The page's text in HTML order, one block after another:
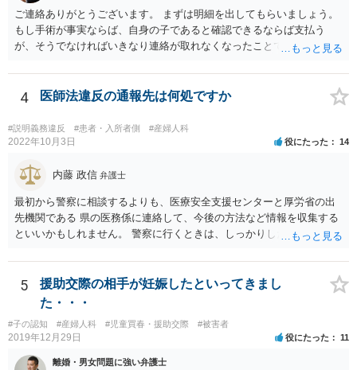
ご連絡ありがとうございます。 まずは明細を出してもらいましょう。
もし手術が事実ならば、自身の子であると確認できるならば支払う
が、そうでなければいきなり連絡が取れなくなったことで不信感もあ
してはいかがでしょうか。 代理人となる場合ですが、事務所ごとにま
ちまちです。 弊所の場合、交渉をお受けするとなると20万円くらいが
4 医師法違反の通報先は何処ですか
#説明義務違反 #患者・入所者側 #産婦人科
2022年10月3日 役にたった 14
内藤 政信 弁護士
最初から警察に相談するよりも、医療安全支援センターと厚労省の出
先機関である 県の医務係に連絡して、今後の方法など情報を収集する
といいかもしれません。 警察に行くときは、しっかりした被害届ある
5
援助交際の相手が妊娠したといってきまし
た・・・
#子の認知 #産婦人科 #児童買春・援助交際 #被害者
2019年12月29日 役にたった 11
離婚・男女問題に強い弁護士